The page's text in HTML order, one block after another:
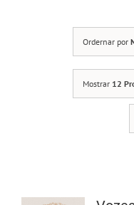
Sobre a Editora
Ordernar por
Mostrar 12